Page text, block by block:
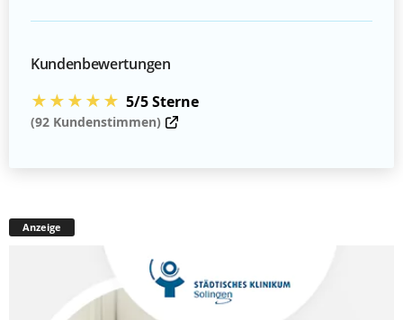
Kundenbewertungen
★★★★★ 5/5 Sterne
(92 Kundenstimmen)
Anzeige